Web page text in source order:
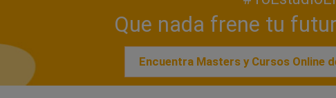
Que nada frene tu
Encuentra Masters y Cursos Online